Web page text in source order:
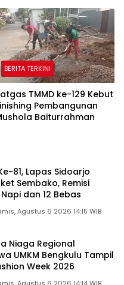
Undang
BERITA TERKINI
TMMD ke-129 Kebut
Pembangunan
Baiturrahman
81, Lapas Sidoarjo
Sembako, Remisi
dan 12 Bebas
Agustus 6 2026 14:15 WIB
Niaga Regional
UMKM Bengkulu Tampil
Week 2026
Agustus 6 2026 14:14 WIB